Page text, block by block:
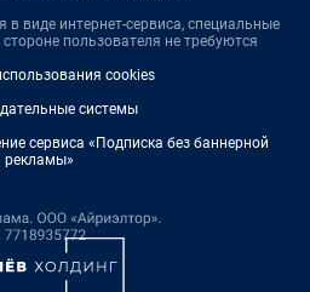
в виде интернет-сервиса, специальные
пользователя не требуются
cookies
системы
сервиса «Подписка без баннерной
рекламы»